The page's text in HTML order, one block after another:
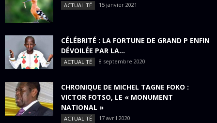
ACTUALITÉ 15 janvier 2021
CÉLÉBRITÉ : LA FORTUNE DE GRAND P ENFIN
DÉVOILÉE PAR LA...
ACTUALITÉ 8 septembre 2020
CHRONIQUE DE MICHEL TAGNE FOKO :
VICTOR FOTSO, LE « MONUMENT
NATIONAL »
ACTUALITÉ 17 avril 2020